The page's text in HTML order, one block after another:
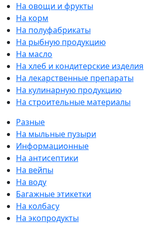
На овощи и фрукты
На корм
На полуфабрикаты
На рыбную продукцию
На масло
На хлеб и кондитерские изделия
На лекарственные препараты
На кулинарную продукцию
На строительные материалы
Разные
На мыльные пузыри
Информационные
На антисептики
На вейпы
На воду
Багажные этикетки
На колбасу
На экопродукты